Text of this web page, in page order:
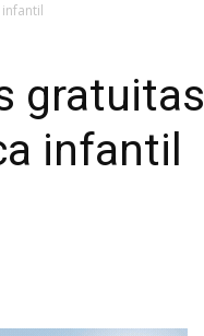
gratuitas
infantil